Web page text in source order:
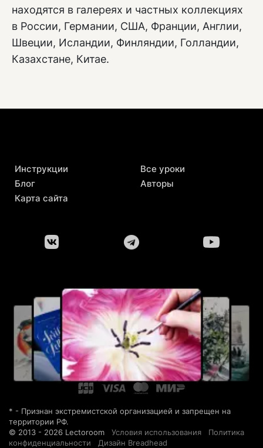
находятся в галереях и частных коллекциях
в России, Германии, США, Франции, Англии,
Швеции, Исландии, Финляндии, Голландии,
Казахстане, Китае.
Инструкции
Блог
Карта сайта
Все уроки
Авторы
* - Признан экстремистской организацией и запрещен на
территории РФ.
© 2013 - 2026 Lectoroom Условия использования
Политика
конфиденциальности
Дизайн Breadhead